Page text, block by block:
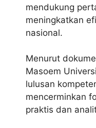
mendukung
meningkatkan
nasional.
Menurut
Masoem
lulusan
mencerminkan
praktis dan